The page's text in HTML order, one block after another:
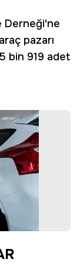
Derneği'ne
pazarı
bin 919 adet